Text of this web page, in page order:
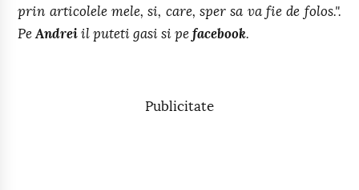
prin articolele mele, si, care, sper sa va fie de folos.".
PeAndrei il puteti gasi si pefacebook.
Publicitate